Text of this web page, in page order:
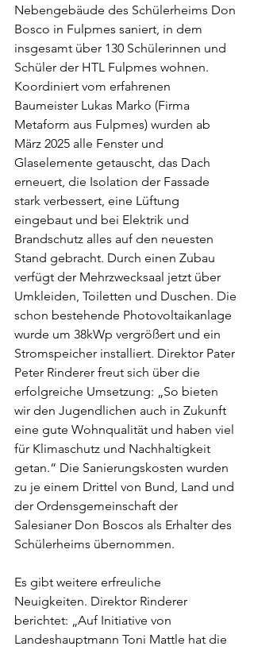
Nebengebäude des Schülerheims Don
Bosco in Fulpmes saniert, in dem
insgesamt über 130 Schülerinnen und
Schüler der HTL Fulpmes wohnen.
Koordiniert vom erfahrenen
Baumeister Lukas Marko (Firma
Metaform aus Fulpmes) wurden ab
März 2025 alle Fenster und
Glaselemente getauscht, das Dach
erneuert, die Isolation der Fassade
stark verbessert, eine Lüftung
eingebaut und bei Elektrik und
Brandschutz alles auf den neuesten
Stand gebracht. Durch einen Zubau
verfügt der Mehrzwecksaal jetzt über
Umkleiden, Toiletten und Duschen. Die
schon bestehende Photovoltaikanlage
wurde um 38kWp vergrößert und ein
Stromspeicher installiert. Direktor Pater
Peter Rinderer freut sich über die
erfolgreiche Umsetzung: „So bieten
wir den Jugendlichen auch in Zukunft
eine gute Wohnqualität und haben viel
für Klimaschutz und Nachhaltigkeit
getan.“ Die Sanierungskosten wurden
zu je einem Drittel von Bund, Land und
der Ordensgemeinschaft der
Salesianer Don Boscos als Erhalter des
Schülerheims übernommen.
Es gibt weitere erfreuliche
Neuigkeiten. Direktor Rinderer
berichtet: „Auf Initiative von
Landeshauptmann Toni Mattle hat die